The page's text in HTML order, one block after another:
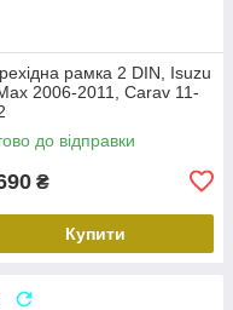
рамка 2 DIN, Isuzu
2006-2011, Carav 11-
до відправки
₴
Купити